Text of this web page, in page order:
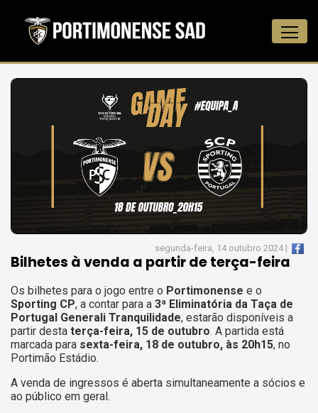
segunda-feira, 14 outubro 2024 |
Bilhetes à venda a partir de terça-feira
Os bilhetes para o jogo entre o Portimonense e o
Sporting CP, a contar para a 3ª Eliminatória da Taça de
Portugal Generali Tranquilidade, estarão disponíveis a
partir desta terça-feira, 15 de outubro. A partida está
marcada para sexta-feira, 18 de outubro, às 20h15, no
Portimão Estádio.
A venda de ingressos é aberta simultaneamente a sócios e
ao público em geral.